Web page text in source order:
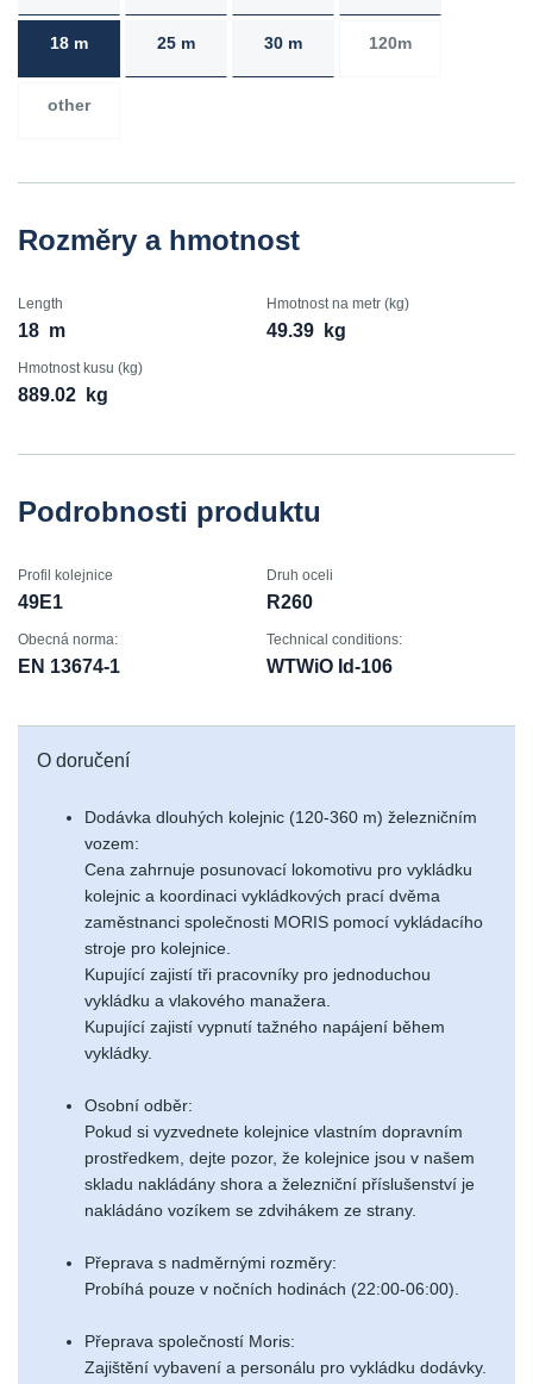
18 m 25 m 30 m 120m
other
Rozměry a hmotnost
Length
18 m
Hmotnost na metr (kg)
49.39 kg
Hmotnost kusu (kg)
889.02 kg
Podrobnosti produktu
Profil kolejnice
49E1
Druh oceli
R260
Obecná norma:
EN 13674-1
Technical conditions:
WTWiO Id-106
O doručení
Dodávka dlouhých kolejnic (120-360 m) železničním
vozem:
Cena zahrnuje posunovací lokomotivu pro vykládku
kolejnic a koordinaci vykládkových prací dvěma
zaměstnanci společnosti MORIS pomocí vykládacího
stroje pro kolejnice.
Kupující zajistí tři pracovníky pro jednoduchou
vykládku a vlakového manažera.
Kupující zajistí vypnutí tažného napájení během
vykládky.
Osobní odběr:
Pokud si vyzvednete kolejnice vlastním dopravním
prostředkem, dejte pozor, že kolejnice jsou v našem
skladu nakládány shora a železniční příslušenství je
nakládáno vozíkem se zdvihákem ze strany.
Přeprava s nadměrnými rozměry:
Probíhá pouze v nočních hodinách (22:00-06:00).
Přeprava společností Moris:
Zajištění vybavení a personálu pro vykládku dodávky.